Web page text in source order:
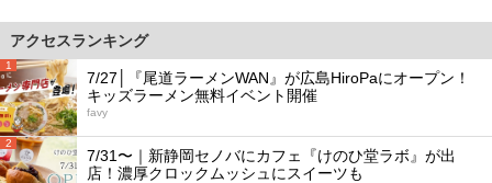
アクセスランキング
1
7/27│『尾道ラーメンWAN』が広島HiroPaにオープン！
キッズラーメン無料イベント開催
favy
2
7/31〜｜新静岡セノバにカフェ『けのひ堂ラボ』が出
店！濃厚クロックムッシュにスイーツも